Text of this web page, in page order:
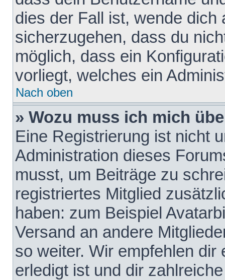
dies der Fall ist, wende dich
sicherzugehen, dass du
möglich, dass ein
vorliegt, welches ein
Nach oben
» Wozu muss ich mich
Eine Registrierung ist nicht
Administration dieses
musst, um Beiträge zu
registriertes Mitglied
haben: zum Beispiel
Versand an andere
so weiter. Wir empfehlen
erledigt ist und dir